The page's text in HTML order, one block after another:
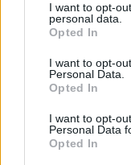
I want to opt-
personal data.
Opted In
I want to opt-
Personal Data.
Opted In
I want to opt-
Personal Data
Opted In
αφαιρείται και
εύκολη
στο μαξιλάρι
και την
foam και
νύχτα.